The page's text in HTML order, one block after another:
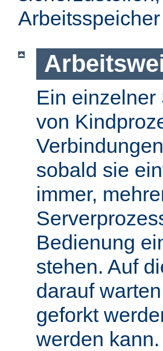
Ein einzelner
von
sobald sie
immer,
Bedienung
stehen. Auf
darauf
geforkt
werden kann.